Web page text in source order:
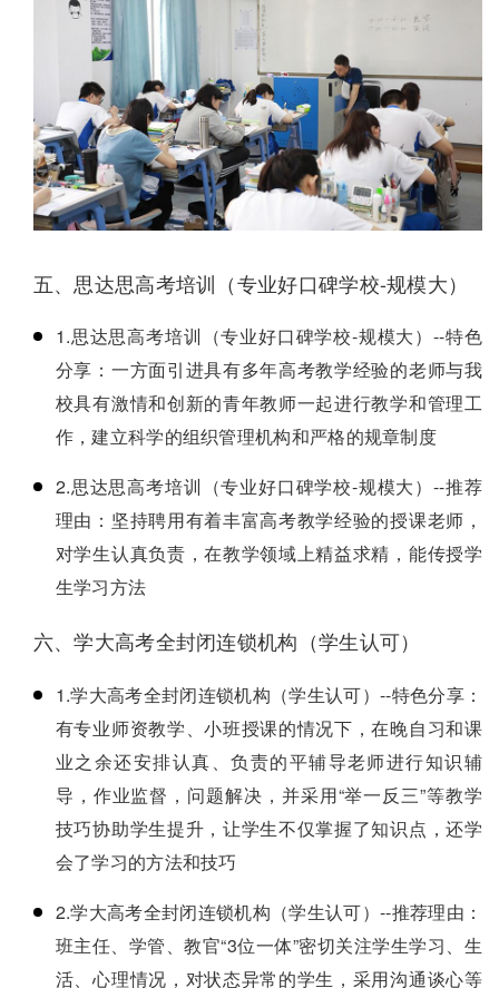
五、思达思高考培训（专业好口碑学校-规模大）
1.思达思高考培训（专业好口碑学校-规模大）--特色
分享：一方面引进具有多年高考教学经验的老师与我
校具有激情和创新的青年教师一起进行教学和管理工
作，建立科学的组织管理机构和严格的规章制度
2.思达思高考培训（专业好口碑学校-规模大）--推荐
理由：坚持聘用有着丰富高考教学经验的授课老师，
对学生认真负责，在教学领域上精益求精，能传授学
生学习方法
六、学大高考全封闭连锁机构（学生认可）
1.学大高考全封闭连锁机构（学生认可）--特色分享：
有专业师资教学、小班授课的情况下，在晚自习和课
业之余还安排认真、负责的平辅导老师进行知识辅
导，作业监督，问题解决，并采用“举一反三”等教学
技巧协助学生提升，让学生不仅掌握了知识点，还学
会了学习的方法和技巧
2.学大高考全封闭连锁机构（学生认可）--推荐理由：
班主任、学管、教官“3位一体”密切关注学生学习、生
活、心理情况，对状态异常的学生，采用沟通谈心等